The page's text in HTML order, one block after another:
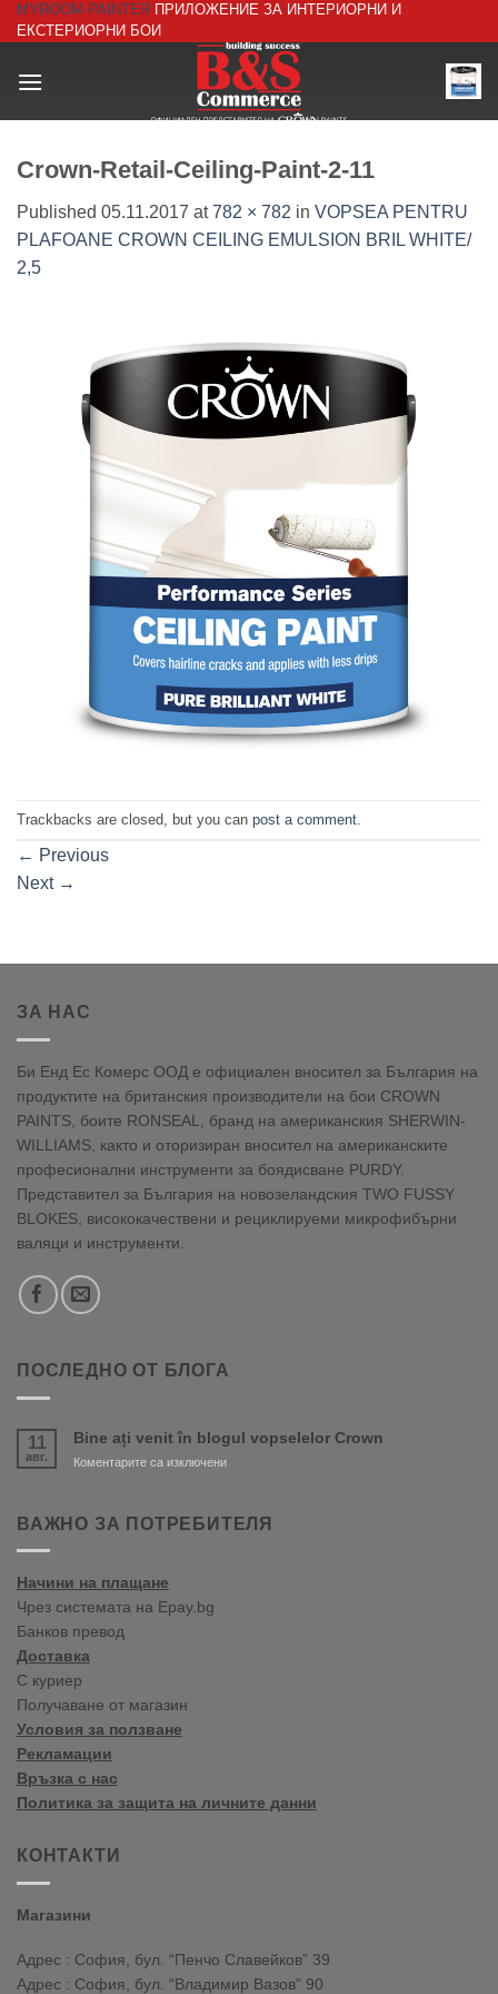
Skip
to
MYROOM-PAINTER ПРИЛОЖЕНИЕ ЗА ИНТЕРИОРНИ И
ЕКСТЕРИОРНИ БОИ
Crown-Retail-Ceiling-Paint-2-11
Published 05.11.2017 at782 × 782 in VOPSEA PENTRU
PLAFOANE CROWN CEILING EMULSION BRIL WHITE/
2,5
Trackbacks are closed, but you can post a comment
← Previous
Next →
ЗА НАС
Би Енд Ес Комерс ООД е официален вносител за България на
продуктите на британския производители на бои CROWN
PAINTS, боите RONSEAL, бранд на американския SHERWIN-
WILLIAMS, както и оторизиран вносител на американските
професионални инструменти за боядисване PURDY.
Представител за България на новозеландския TWO FUSSY
BLOKES, висококачествени и рециклируеми микрофибърни
валяци и инструменти.
ПОСЛЕДНО ОТ БЛОГА
11
авг.
Bine ați venit în blogul vopselelor Crown
Коментарите са изключениза
venit
ВАЖНО ЗА ПОТРЕБИТЕЛЯ
Начини на плащане
Чрез системата на Epay.bg
Банков превод
Доставка
С куриер
Получаване от магазин
Условия за ползване
Рекламации
Връзка с нас
Политика за защита на личните данни
КОНТАКТИ
Магазини
Адрес : София, бул. “Пенчо Славейков” 39
Адрес : София, бул. “Владимир Вазов” 90